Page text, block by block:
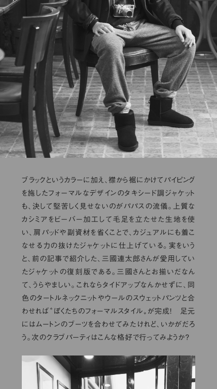
ブラックというカラーに加え、襟から裾にかけてパイピング
を施したフォーマルなデザインのタキシード調ジャケット
も、決して堅苦しく見せないのがパパスの流儀。上質な
カシミアをビーバー加工して毛足を立たせた生地を使
い、肩パッドや副資材を省くことで、カジュアルにも着こ
なせる力の抜けたジャケットに仕上げている。実をいう
と、前の記事で紹介した、三國連太郎さんが愛用してい
たジャケットの復刻版である。三國さんとお揃いだなん
て、うらやましい。これならタイドアップなんかせずに、同
色のタートルネックニットやウールのスウェットパンツと合
わせれば〝ぼくたちのフォーマルスタイル〟が完成！ 足元
にはムートンのブーツを合わせてみたけれど、いかがだろ
う。次のクラブパーティはこんな格好で行ってみようか？